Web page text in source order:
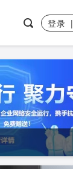
登录 |